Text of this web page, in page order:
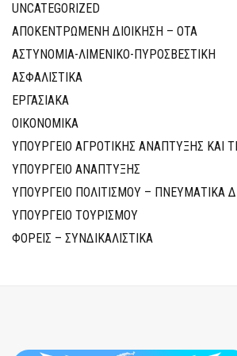
UNCATEGORIZED
ΑΠΟΚΕΝΤΡΩΜΕΝΗ ΔΙΟΙΚΗΣΗ – ΟΤΑ
ΑΣΤΥΝΟΜΙΑ-ΛΙΜΕΝΙΚΟ-ΠΥΡΟΣΒΕΣΤΙΚΗ
ΑΣΦΑΛΙΣΤΙΚΑ
ΕΡΓΑΣΙΑΚΑ
ΟΙΚΟΝΟΜΙΚΑ
ΥΠΟΥΡΓΕΙΟ ΑΓΡΟΤΙΚΗΣ ΑΝΑΠΤΥΞΗΣ ΚΑΙ
ΥΠΟΥΡΓΕΙΟ ΑΝΑΠΤΥΞΗΣ
ΥΠΟΥΡΓΕΙΟ ΠΟΛΙΤΙΣΜΟΥ – ΠΝΕΥΜΑΤΙΚΑ
ΥΠΟΥΡΓΕΙΟ ΤΟΥΡΙΣΜΟΥ
ΦΟΡΕΙΣ – ΣΥΝΔΙΚΑΛΙΣΤΙΚΑ